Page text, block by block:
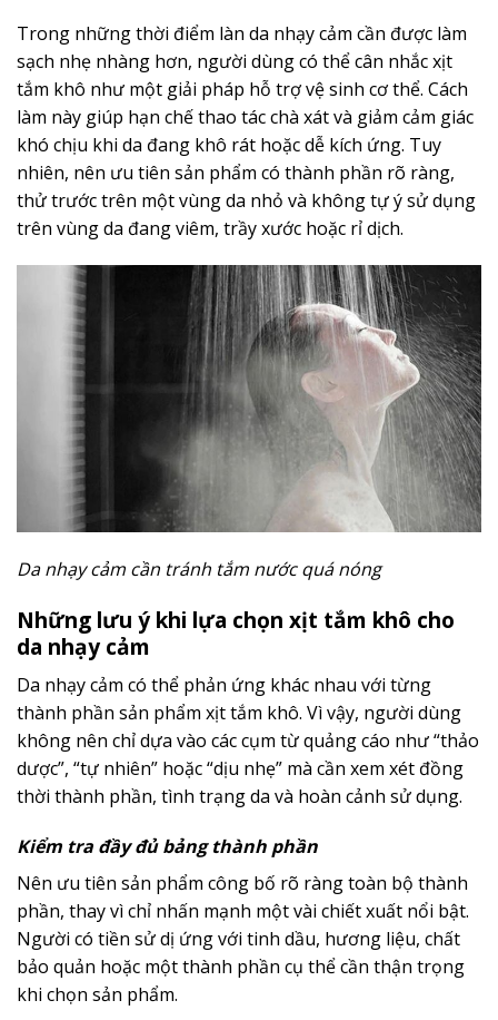
Trong những thời điểm làn da nhạy cảm cần được làm
sạch nhẹ nhàng hơn, người dùng có thể cân nhắc xịt
tắm khô như một giải pháp hỗ trợ vệ sinh cơ thể. Cách
làm này giúp hạn chế thao tác chà xát và giảm cảm giác
khó chịu khi da đang khô rát hoặc dễ kích ứng. Tuy
nhiên, nên ưu tiên sản phẩm có thành phần rõ ràng,
thử trước trên một vùng da nhỏ và không tự ý sử dụng
trên vùng da đang viêm, trầy xước hoặc rỉ dịch.
Da nhạy cảm cần tránh tắm nước quá nóng
Những lưu ý khi lựa chọn xịt tắm khô cho
da nhạy cảm
Da nhạy cảm có thể phản ứng khác nhau với từng
thành phần sản phẩm xịt tắm khô. Vì vậy, người dùng
không nên chỉ dựa vào các cụm từ quảng cáo như “thảo
dược”, “tự nhiên” hoặc “dịu nhẹ” mà cần xem xét đồng
thời thành phần, tình trạng da và hoàn cảnh sử dụng.
Kiểm tra đầy đủ bảng thành phần
Nên ưu tiên sản phẩm công bố rõ ràng toàn bộ thành
phần, thay vì chỉ nhấn mạnh một vài chiết xuất nổi bật.
Người có tiền sử dị ứng với tinh dầu, hương liệu, chất
bảo quản hoặc một thành phần cụ thể cần thận trọng
khi chọn sản phẩm.